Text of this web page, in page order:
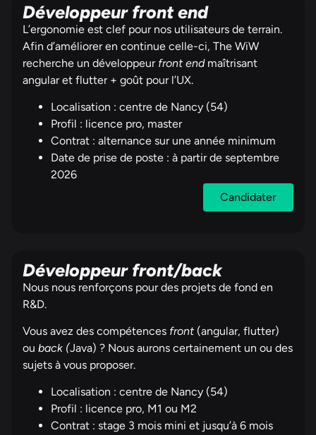
Développeur front end
L’ergonomie est clef pour nos utilisateurs de terrain.
Afin d’améliorer en continue celle-ci, The WiW
recherche un développeur front end maîtrisant
angular et flutter + goût pour l’UX.
Localisation : centre de Nancy (54)
Profil : licence pro, master
Contrat : alternance sur une année minimum
Date de prise de poste : à partir de septembre
2026
Candidater
Développeur front/back
Nous nous renforçons pour des projets de fond en
R&D.
Vous avez des compétences front (angular, flutter)
ou back (Java) ? Nous aurons certainement un ou des
sujets à vous proposer.
Localisation : centre de Nancy (54)
Profil : licence pro, M1 ou M2
Contrat : stage 3 mois mini et jusqu’à 6 mois